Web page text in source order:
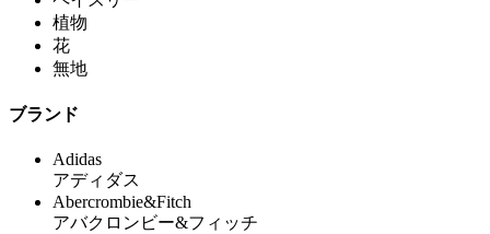
植物
花
無地
ブランド
Adidas
アディダス
Abercrombie&Fitch
アバクロンビー&フィッチ